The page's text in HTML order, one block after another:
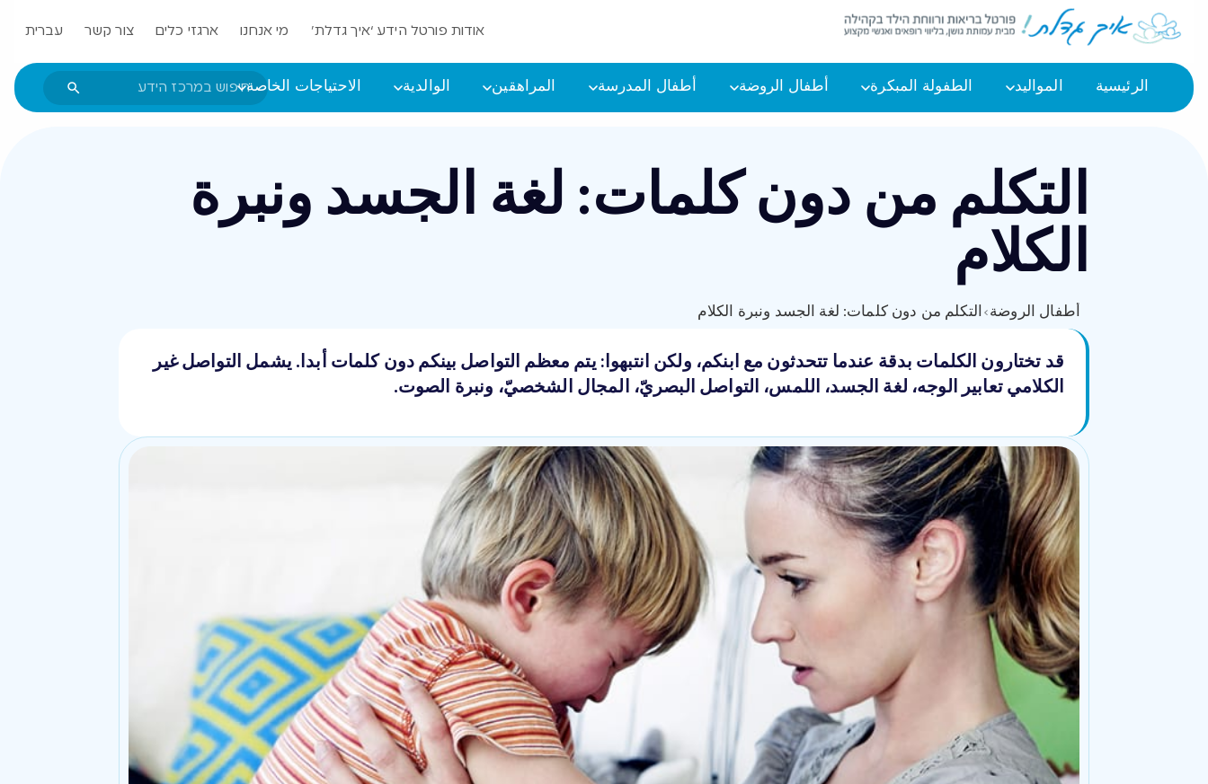
אודות פורטל הידע ‘איך גדלת’ מי אנחנו ארגזי כלים צור קשר עברית
الرئيسية المواليد الطفولة المبكرة أطفال الروضة أطفال المدرسة المراهقين الوالدية الاحتياجات الخاصة
التكلم من دون كلمات: لغة الجسد ونبرة
الكلام
أطفال الروضة› التكلم من دون كلمات: لغة الجسد ونبرة الكلام
قد تختارون الكلمات بدقة عندما تتحدثون مع ابنكم، ولكن انتبهوا: يتم معظم التواصل بينكم دون كلمات أبدا. يشمل التواصل غير
الكلامي تعابير الوجه، لغة الجسد، اللمس، التواصل البصريّ، المجال الشخصيّ، ونبرة الصوت.